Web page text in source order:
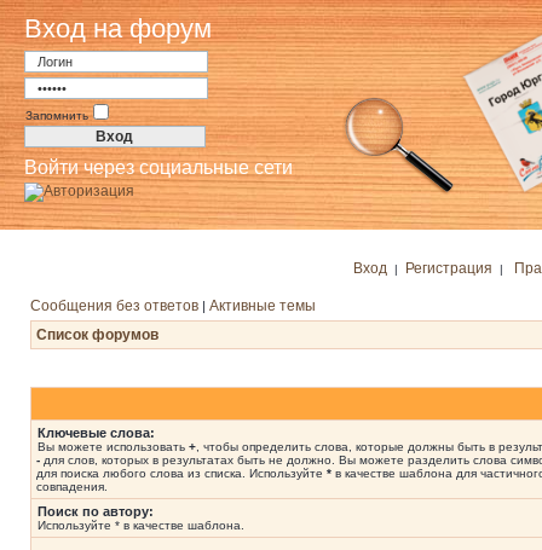
Вход на форум
Запомнить
Войти через социальные сети
Вход | Регистрация |
Сообщения без ответов | Активные темы
Список форумов
Ключевые слова:
Вы можете использовать + , чтобы определить слова, которые должны быть в
- для слов, которых в результатах быть не должно. Вы можете разделить слова
для поиска любого слова из списка. Используйте * в качестве шаблона для
совпадения.
Поиск по автору:
Используйте * в качестве шаблона.